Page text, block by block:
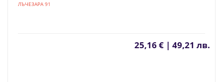
ЛЪЧЕЗАРА 91
25,16 € | 49,21 лв.